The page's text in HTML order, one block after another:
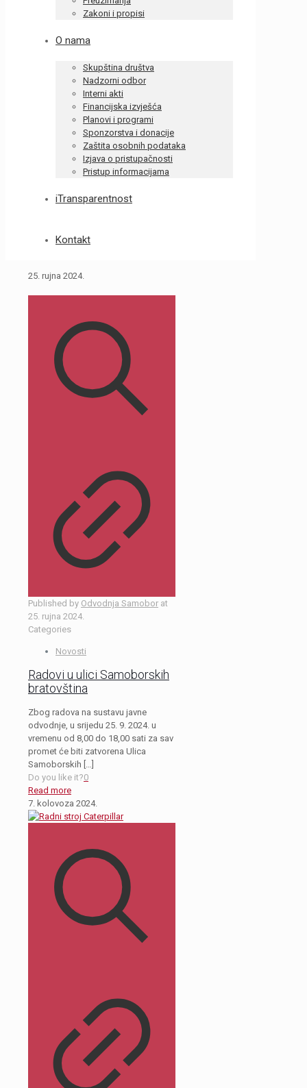
Zakoni i propisi
O nama
Skupština društva
Nadzorni odbor
Interni akti
Financijska izvješća
Planovi i programi
Sponzorstva i donacije
Zaštita osobnih podataka
Izjava o pristupačnosti
Pristup informacijama
iTransparentnost
Kontakt
25. rujna 2024.
Published by Odvodnja Samobor at
25. rujna 2024.
Categories
Novosti
Radovi u ulici Samoborskih
bratovština
Zbog radova na sustavu javne
odvodnje, u srijedu 25. 9. 2024. u
vremenu od 8,00 do 18,00 sati za sav
promet će biti zatvorena Ulica
Samoborskih […]
Do you like it?0
Read more
7. kolovoza 2024.